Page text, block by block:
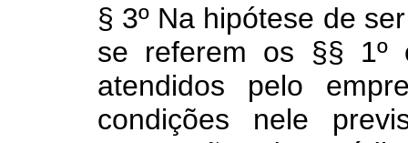
§ 3º Na hipótese de
se referem os §§ 1º
atendidos pelo
condições nele